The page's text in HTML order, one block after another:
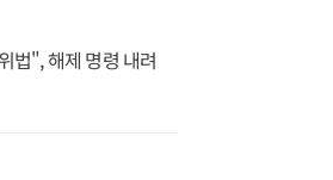
법", 해제 명령 내려